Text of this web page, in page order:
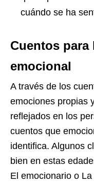
cuándo se ha
Cuentos para
emocional
A través de los
emociones propias
reflejados en los
cuentos que
identifica. Algunos
bien en estas
El emocionario o